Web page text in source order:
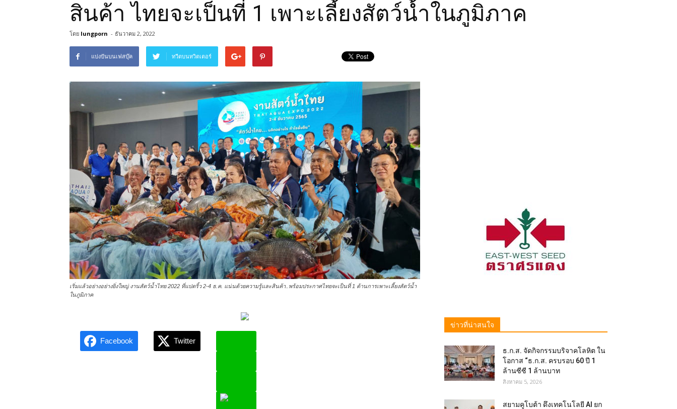
สินค้า ไทยจะเป็นที่ 1 เพาะเลี้ยงสัตว์น้ำในภูมิภาค
โดย lungporn - ธันวาคม 2, 2022
แบ่งปันบนเฟสบุ๊ค ทวีตบนทวิตเตอร์
เริ่มแล้วอย่างอย่างยิ่งใหญ่ งานสัตว์น้ำไทย 2022 ที่แปดริ้ว 2-4 ธ.ค. แน่นด้วยความรู้และสินค้า..พร้อมประกาศไทยจะเป็นที่ 1 ด้านการเพาะเลี้ยงสัตว์น้ำ
ในภูมิภาค
Facebook Twitter
ข่าวที่น่าสนใจ
ธ.ก.ส. จัดกิจกรรมบริจาคโลหิต ใน
โอกาส “ธ.ก.ส. ครบรอบ 60 ปี 1
ล้านซีซี 1 ล้านบาท
สิงหาคม 5, 2026
สยามคูโบต้า ดึงเทคโนโลยี AI ยก